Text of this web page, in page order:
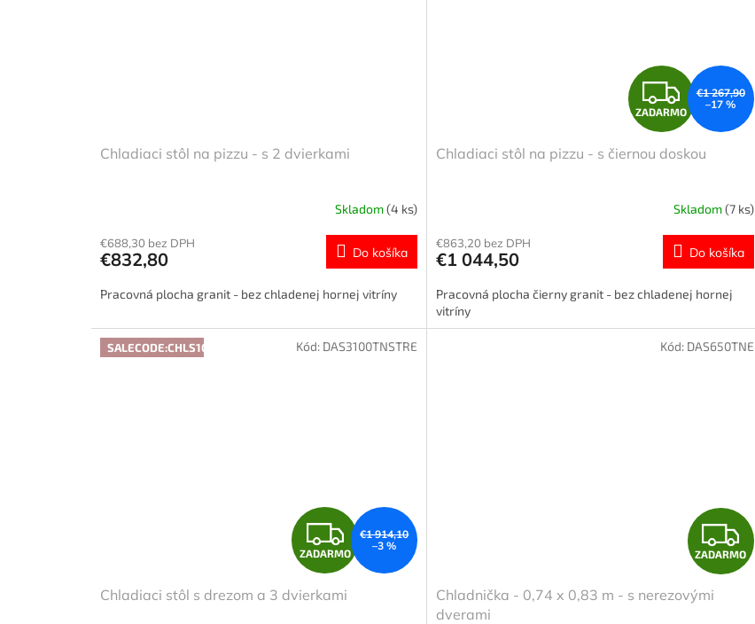
Chladiaci stôl na pizzu - s 2 dvierkami
Skladom(4 ks)
€688,30 bez DPH
€832,80 Do košíka
Pracovná plocha granit - bez chladenej hornej vitríny
Z
A
D
A
R
M
ZADARMO
€1 267,90
–17 %
Chladiaci stôl na pizzu - s čiernou doskou
Skladom(7 ks)
€863,20 bez DPH
€1 044,50 Do košíka
Pracovná plocha čierny granit - bez chladenej hornej
vitríny
SALECODE:CHLS10:10:%
Z
A
D
ZADARMO
€1 914,10
–3 %
Chladiaci stôl s drezom a 3 dvierkami
Kód: DAS3100TNSTRE
Z
A
ZADARMO
Chladnička - 0,74 x 0,83 m - s nerezovými
dverami
Kód: DAS650TNE